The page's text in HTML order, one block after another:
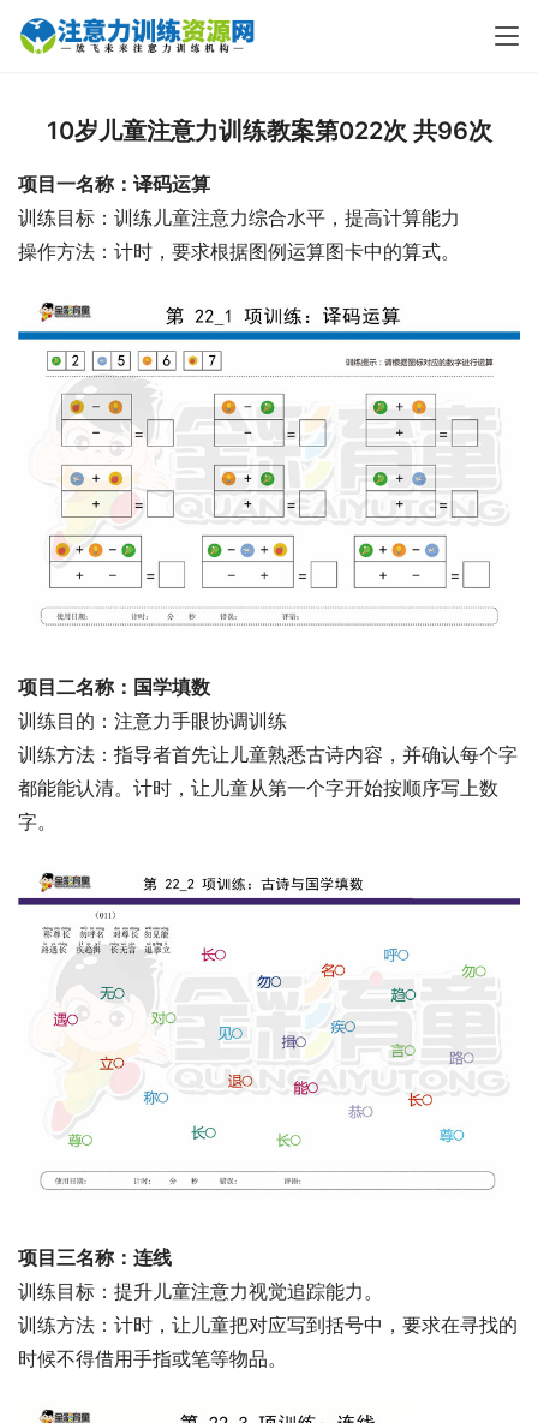
10岁儿童注意力训练教案第022次 共96次
项目一名称：译码运算
训练目标：训练儿童注意力综合水平，提高计算能力
操作方法：计时，要求根据图例运算图卡中的算式。
项目二名称：国学填数
训练目的：注意力手眼协调训练
训练方法：指导者首先让儿童熟悉古诗内容，并确认每个字
都能能认清。计时，让儿童从第一个字开始按顺序写上数
字。
项目三名称：连线
训练目标：提升儿童注意力视觉追踪能力。
训练方法：计时，让儿童把对应写到括号中，要求在寻找的
时候不得借用手指或笔等物品。